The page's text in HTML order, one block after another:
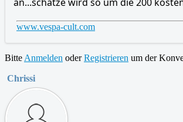
www.vespa-cult.com
Bitte Anmelden oderRegistrieren um der
Chrissi